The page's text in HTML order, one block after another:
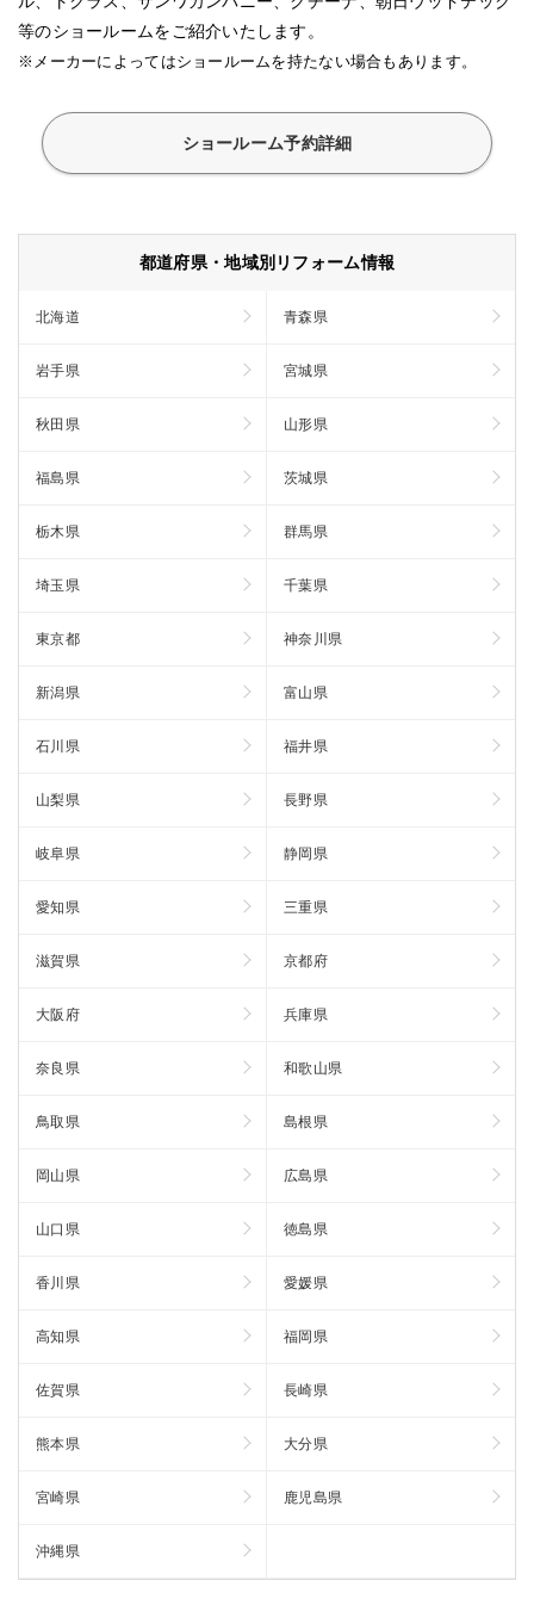
等のショールームをご紹介いたします。
※メーカーによってはショールームを持たない場合もあります。
ショールーム予約詳細
都道府県・地域別リフォーム情報
北海道 青森県
岩手県 宮城県
秋田県 山形県
福島県 茨城県
栃木県 群馬県
埼玉県 千葉県
東京都 神奈川県
新潟県 富山県
石川県 福井県
山梨県 長野県
岐阜県 静岡県
愛知県 三重県
滋賀県 京都府
大阪府 兵庫県
奈良県 和歌山県
鳥取県 島根県
岡山県 広島県
山口県 徳島県
香川県 愛媛県
高知県 福岡県
佐賀県 長崎県
熊本県 大分県
宮崎県 鹿児島県
沖縄県